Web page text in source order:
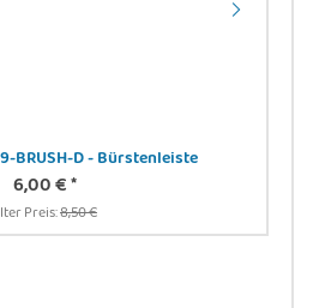
BRUSH-D - Bürstenleiste
6,00 €*
Preis:8,50 €